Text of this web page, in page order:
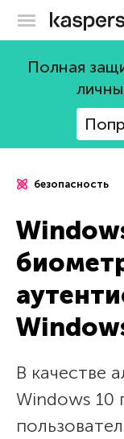
Полная
безопасность
В качестве
Windows 10